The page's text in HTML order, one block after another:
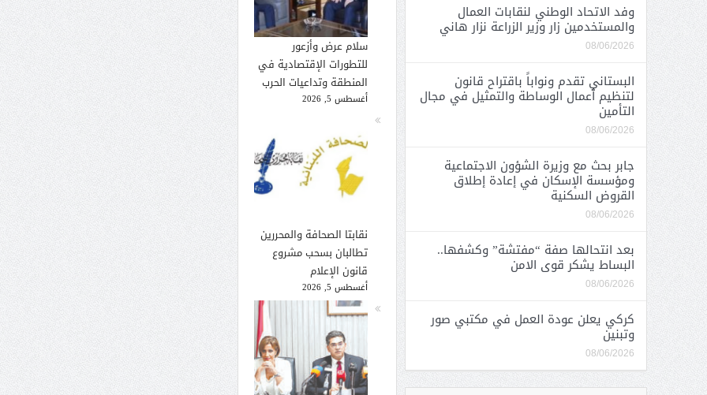
سلام عرض وأزعور
للتطورات الإقتصادية في
المنطقة وتداعيات الحرب
أغسطس 5, 2026
نقابتا الصحافة والمحررين
تطالبان بسحب مشروع
قانون الإعلام
أغسطس 5, 2026
وفد الاتحاد الوطني لنقابات العمال
والمستخدمين زار وزير الزراعة نزار هاني
08/06/2026
البستاني تقدم ونواباً باقتراح قانون
لتنظيم أعمال الوساطة والتمثيل في مجال
التأمين
08/06/2026
جابر بحث مع وزيرة الشؤون الاجتماعية
ومؤسسة الإسكان في إعادة إطلاق
القروض السكنية
08/06/2026
بعد انتحالها صفة “مفتشة” وكشفها..
البساط يشكر قوى الامن
08/06/2026
كركي يعلن عودة العمل في مكتبي صور
وتبنين
08/06/2026